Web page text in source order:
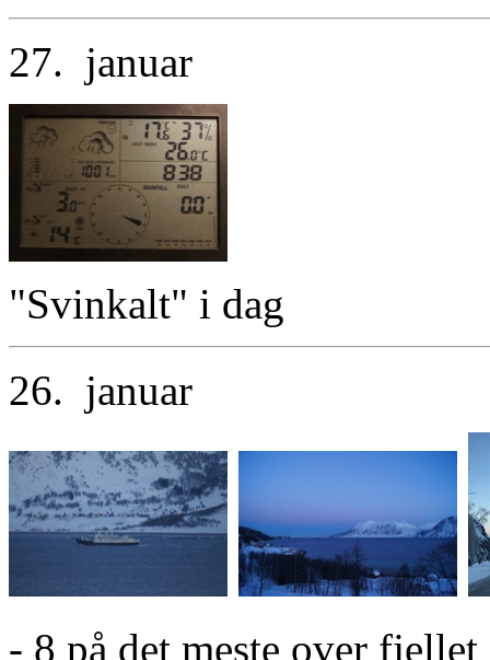
27. januar
"Svinkalt" i dag
26. januar
- 8 på det meste over